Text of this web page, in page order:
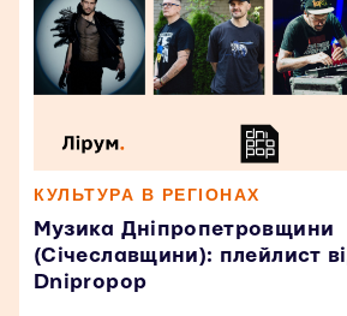
КУЛЬТУРА В РЕГІОНАХ
Музика Дніпропетровщини
(Січеславщини): плейлист
Dnipropop